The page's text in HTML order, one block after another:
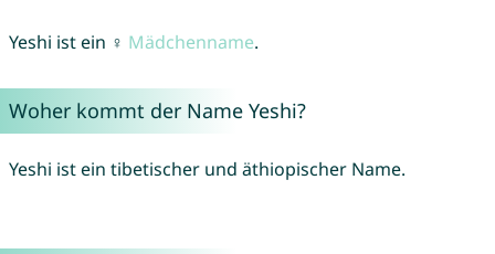
Yeshi ist ein ♀ Mädchenname.
Woher kommt der Name Yeshi?
Yeshi ist ein tibetischer und äthiopischer Name.